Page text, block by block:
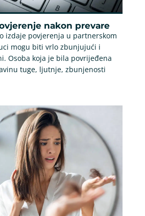
nakon prevare
izdaje povjerenja u partnerskom
mogu biti vrlo zbunjujući i
Osoba koja je bila povrijeđena
tuge, ljutnje, zbunjenosti